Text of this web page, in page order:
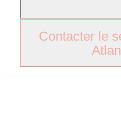
Contacter le